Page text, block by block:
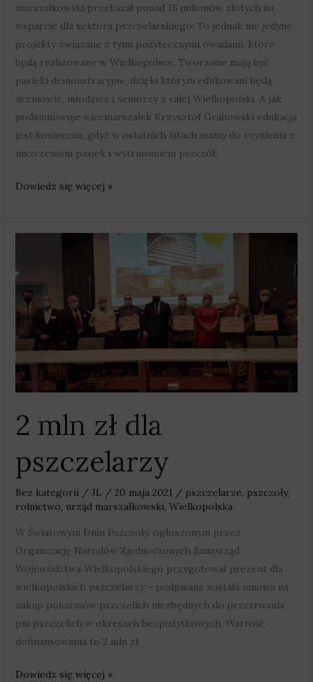
marszałkowski przekazał ponad 15 milionów złotych na
wsparcie dla sektora pszczelarskiego: To jednak nie jedyne
projekty związane z tymi pożytecznymi owadami, które
będą realizowane w Wielkopolsce. Tworzone mają być
pasieki demonstracyjne, dzięki którym edukowani będą
uczniowie, młodzież i seniorzy z całej Wielkopolski. A jak
podsumowuje wicemarszałek Krzysztof Grabowski edukacja
jest konieczna, gdyż w ostatnich latach mamy do czynienia z
niszczeniem pasiek i wytruwaniem pszczół.
Dowiedz się więcej »
2 mln zł dla
pszczelarzy
Bez kategorii/ JL / 20 maja 2021 / pszczelarze, pszczoły,
rolnictwo, urząd marszałkowski, Wielkopolska
W Światowym Dniu Pszczoły, ogłoszonym przez
Organizację Narodów Zjednoczonych Samorząd
Województwa Wielkopolskiego przygotował prezent dla
wielkopolskich pszczelarzy – podpisana została umowa na
zakup pokarmów pszczelich niezbędnych do przetrwania
pni pszczelich w okresach bezpożytkowych. Wartość
dofinansowania to 2 mln zł.
zł
dla
pszczelarzy
Dowiedz się więcej »